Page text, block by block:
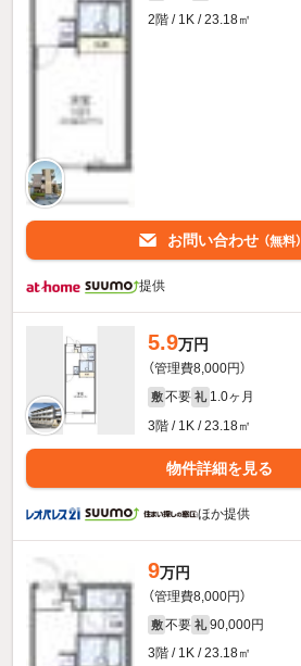
2階 / 1K / 23.18㎡
お問い合わせ （無料）
提供
5.9万円
（管理費8,000円）
敷 不要 礼 1.0ヶ月
3階 / 1K / 23.18㎡
物件詳細を見る
ほか提供
9万円
（管理費8,000円）
敷 不要 礼 90,000円
3階 / 1K / 23.18㎡